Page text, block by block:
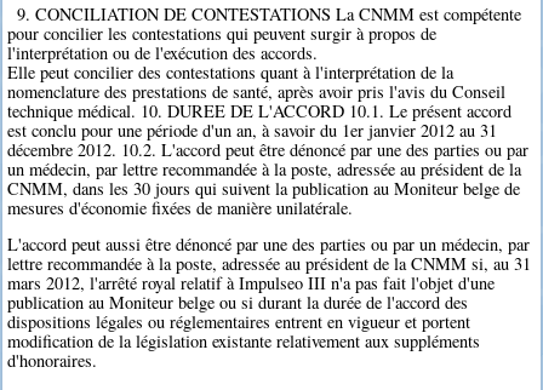
9. CONCILIATION DE CONTESTATIONS La CNMM est compétente
pour concilier les contestations qui peuvent surgir à propos de
l'interprétation ou de l'exécution des accords.
Elle peut concilier des contestations quant à l'interprétation de la
nomenclature des prestations de santé, après avoir pris l'avis du Conseil
technique médical. 10. DUREE DE L'ACCORD 10.1. Le présent accord
est conclu pour une période d'un an, à savoir du 1er janvier 2012 au 31
décembre 2012. 10.2. L'accord peut être dénoncé par une des parties ou par
un médecin, par lettre recommandée à la poste, adressée au président de la
CNMM, dans les 30 jours qui suivent la publication au Moniteur belge de
mesures d'économie fixées de manière unilatérale.
L'accord peut aussi être dénoncé par une des parties ou par un médecin, par
lettre recommandée à la poste, adressée au président de la CNMM si, au 31
mars 2012, l'arrêté royal relatif à Impulseo III n'a pas fait l'objet d'une
publication au Moniteur belge ou si durant la durée de l'accord des
dispositions légales ou réglementaires entrent en vigueur et portent
modification de la législation existante relativement aux suppléments
d'honoraires.